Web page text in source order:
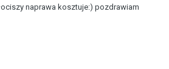
naprawa kosztuje:) pozdrawiam